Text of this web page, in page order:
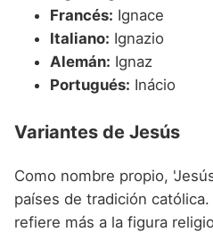
Francés: Ignace
Italiano: Ignazio
Alemán: Ignaz
Portugués: Inácio
Variantes de Jesús
Como nombre propio,
países de tradición
refiere más a la figura